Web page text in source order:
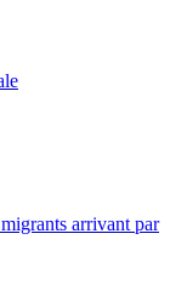
arrivant par